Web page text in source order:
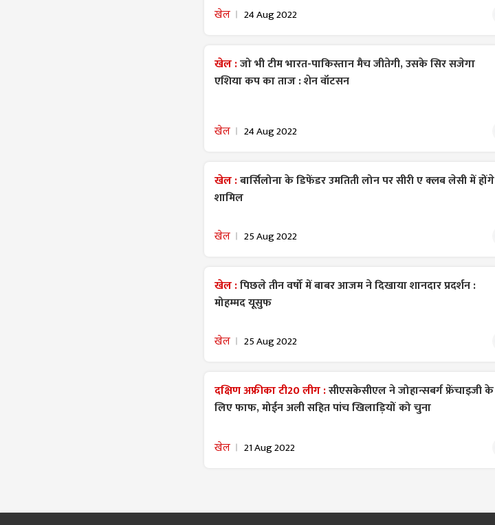
खेल 24 Aug 2022
खेल :जो भी टीम भारत-पाकिस्तान मैच जीतेगी, उसके सिर सजेगा
एशिया कप का ताज : शेन वॉटसन
खेल 24 Aug 2022
खेल :बार्सिलोना के डिफेंडर उमतिती लोन पर सीरी ए क्लब लेसी में होंगे
शामिल
खेल 25 Aug 2022
खेल :पिछले तीन वर्षो में बाबर आजम ने दिखाया शानदार प्रदर्शन :
मोहम्मद यूसुफ
खेल 25 Aug 2022
दक्षिण अफ्रीका टी20 लीग :सीएसकेसीएल ने जोहान्सबर्ग फ्रेंचाइजी के
लिए फाफ, मोईन अली सहित पांच खिलाड़ियों को चुना
खेल 21 Aug 2022